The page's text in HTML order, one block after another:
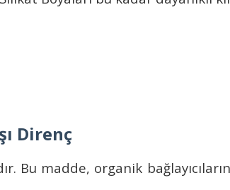
Direnç
Bu madde, organik